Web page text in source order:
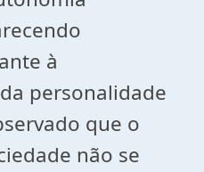
à
personalidade
que o
não se